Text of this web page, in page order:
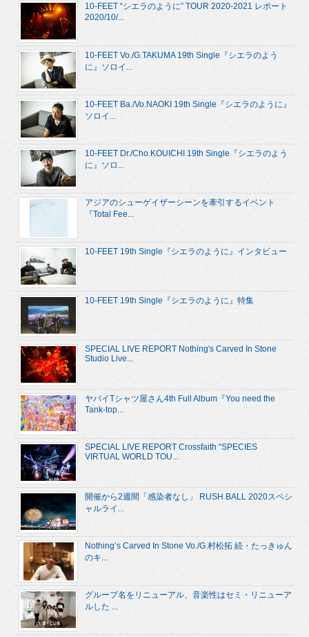
10-FEET “シエラのように” TOUR 2020-2021 レポート
2020/10/...
10-FEET Vo./G.TAKUMA 19th Single『シエラのよう
に』ソロイ...
10-FEET Ba./Vo.NAOKI 19th Single『シエラのように』
ソロイ...
10-FEET Dr./Cho.KOUICHI 19th Single『シエラのよう
に』ソロ...
アジアのシューゲイザーシーンを牽引するイベント
『Total Fee...
10-FEET 19th Single『シエラのように』インタビュー
10-FEET 19th Single『シエラのように』特集
SPECIAL LIVE REPORT Nothing's Carved In Stone
Studio Live...
ヤバイTシャツ屋さん4th Full Album『You need the
Tank-top...
SPECIAL LIVE REPORT Crossfaith “SPECIES
VIRTUAL WORLD TOU...
開催から2週間「感染者なし」 RUSH BALL 2020スペシ
ャルライ...
Nothing’s Carved In Stone Vo./G.村松拓 続・たっきゅん
のキ...
グループ名をリニューアル、音楽性はセミ・リニューア
ルした ...